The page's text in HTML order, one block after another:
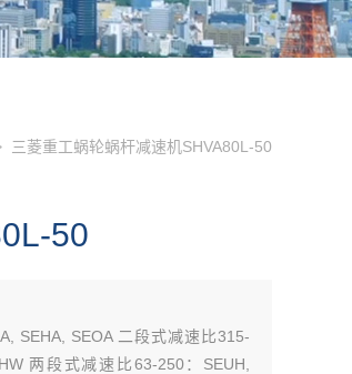
三菱重工蜗轮蜗杆减速机SHVA80L-50
50
SEHA, SEOA 二段式减速比315-
两段式减速比63-250：SEUH,